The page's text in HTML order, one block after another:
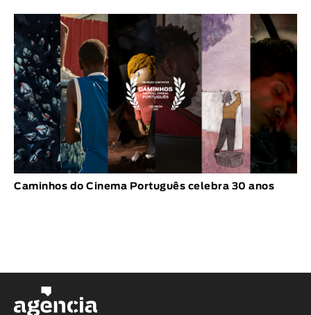
Caminhos do Cinema Português celebra 30 anos